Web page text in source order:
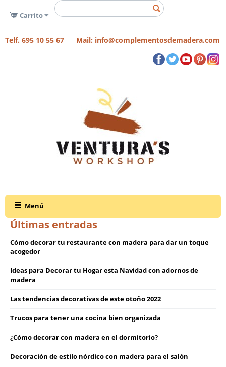
Carrito
Telf. 695 10 55 67 Mail: info@complementosdemadera.com
Menú
Últimas entradas
Cómo decorar tu restaurante con madera para dar un toque
acogedor
Ideas para Decorar tu Hogar esta Navidad con adornos de
madera
Las tendencias decorativas de este otoño 2022
Trucos para tener una cocina bien organizada
¿Cómo decorar con madera en el dormitorio?
Decoración de estilo nórdico con madera para el salón